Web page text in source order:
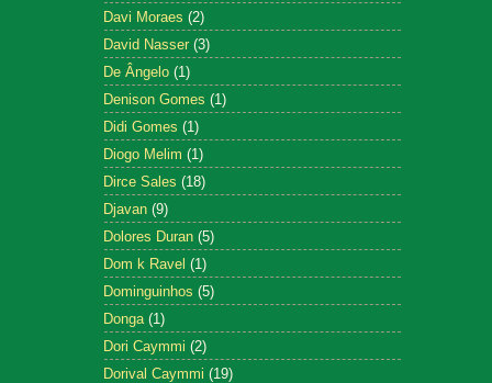
Davi Moraes (2)
David Nasser (3)
De Ângelo (1)
Denison Gomes (1)
Didi Gomes (1)
Diogo Melim (1)
Dirce Sales (18)
Djavan (9)
Dolores Duran (5)
Dom k Ravel (1)
Dominguinhos (5)
Donga (1)
Dori Caymmi (2)
Dorival Caymmi (19)